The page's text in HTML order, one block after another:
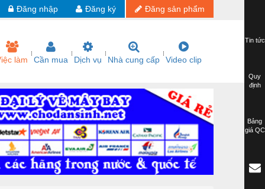
Đăng sản phẩm
Đăng ký
Đăng nhập
làm Cần mua Dịch vụ Nhà cung cấp Video clip
Tin tức
Quy
định
Bảng
giá QC